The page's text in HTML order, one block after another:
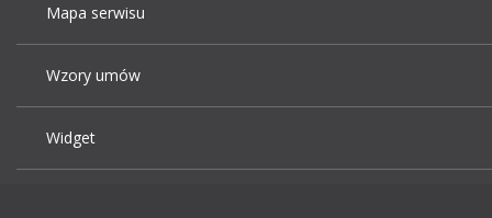
Mapa serwisu
Wzory umów
Widget